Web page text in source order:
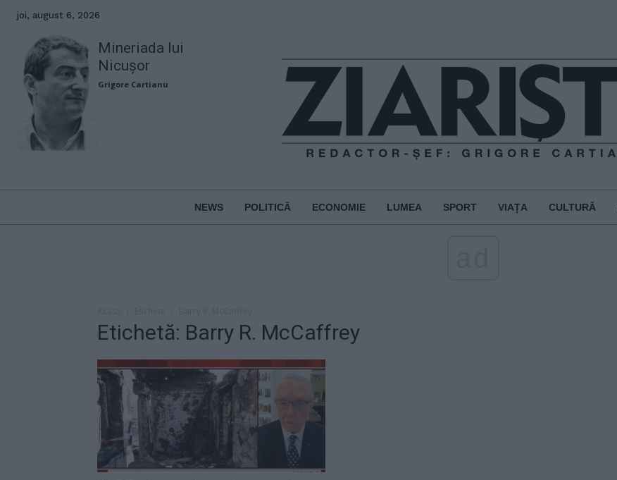
joi, august 6, 2026
Mineriada lui
Nicușor
Grigore Cartianu
NEWS POLITICĂ ECONOMIE LUMEA SPORT VIAȚA CULTURĂ
Etichetă: Barry R. McCaffrey